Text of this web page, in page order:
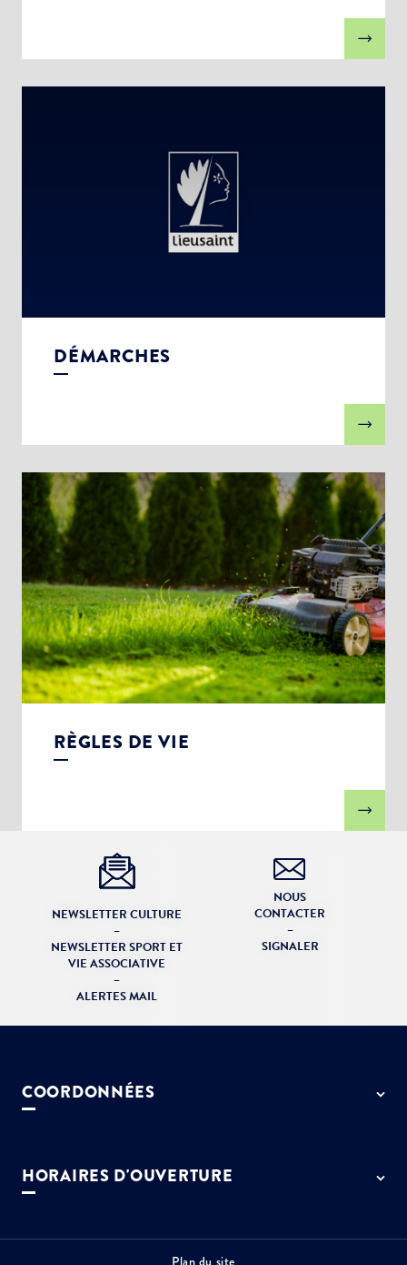
DÉMARCHES
RÈGLES DE VIE
NEWSLETTER CULTURE
–
NEWSLETTER SPORT ET
VIE ASSOCIATIVE
–
ALERTES MAIL
NOUS
CONTACTER
–
SIGNALER
COORDONNÉES
01 64 13 55 55
HORAIRES D'OUVERTURE
de 9h à 12h et de 14h à 17h30
Plan du site